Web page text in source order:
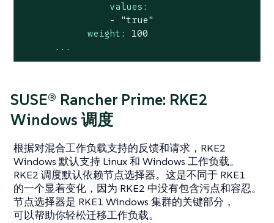
values:
-
"true"
weight:
100
...
SUSE® Rancher Prime: RKE2
Windows 调度
根据对混合工作负载支持的反馈和请求，RKE2
Windows 默认支持 Linux 和 Windows 工作负载。
RKE2 调度默认依赖节点选择器。这是不同于 RKE1
的一个显着变化，因为 RKE2 中没有包含污点和容忍。
节点选择器是 RKE1 Windows 集群的关键部分，
可以帮助你轻松迁移工作负载。